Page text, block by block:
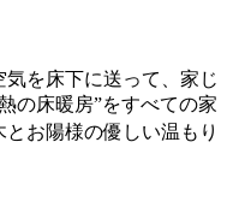
を床下に送って、家じ
の床暖房”をすべての家
お陽様の優しい温もり